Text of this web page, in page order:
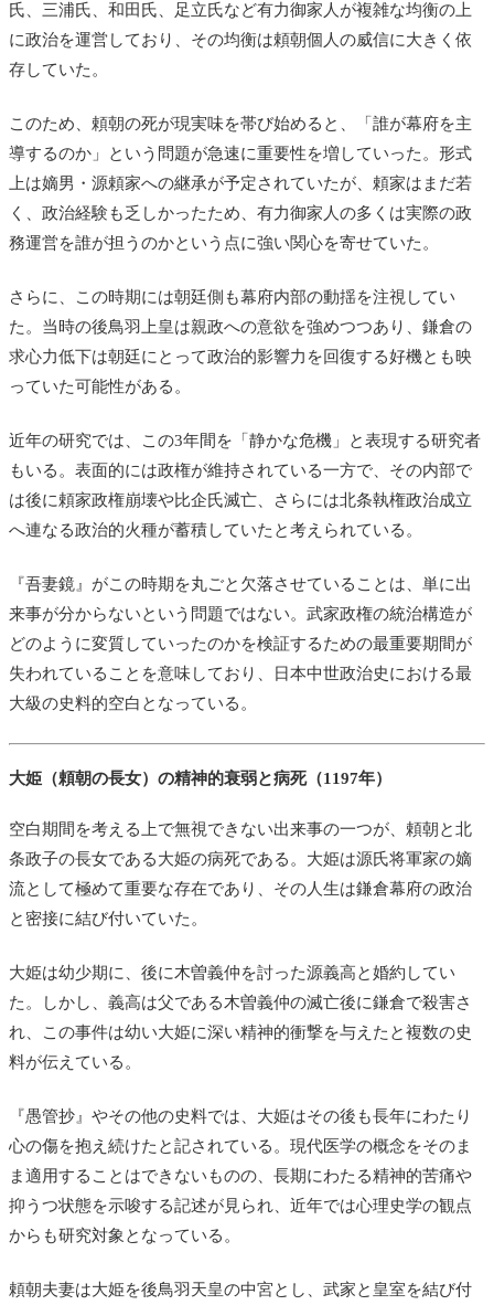
氏、三浦氏、和田氏、足立氏など有力御家人が複雑な均衡の上
に政治を運営しており、その均衡は頼朝個人の威信に大きく依
存していた。
このため、頼朝の死が現実味を帯び始めると、「誰が幕府を主
導するのか」という問題が急速に重要性を増していった。形式
上は嫡男・源頼家への継承が予定されていたが、頼家はまだ若
く、政治経験も乏しかったため、有力御家人の多くは実際の政
務運営を誰が担うのかという点に強い関心を寄せていた。
さらに、この時期には朝廷側も幕府内部の動揺を注視してい
た。当時の後鳥羽上皇は親政への意欲を強めつつあり、鎌倉の
求心力低下は朝廷にとって政治的影響力を回復する好機とも映
っていた可能性がある。
近年の研究では、この3年間を「静かな危機」と表現する研究者
もいる。表面的には政権が維持されている一方で、その内部で
は後に頼家政権崩壊や比企氏滅亡、さらには北条執権政治成立
へ連なる政治的火種が蓄積していたと考えられている。
『吾妻鏡』がこの時期を丸ごと欠落させていることは、単に出
来事が分からないという問題ではない。武家政権の統治構造が
どのように変質していったのかを検証するための最重要期間が
失われていることを意味しており、日本中世政治史における最
大級の史料的空白となっている。
大姫（頼朝の長女）の精神的衰弱と病死（1197年）
空白期間を考える上で無視できない出来事の一つが、頼朝と北
条政子の長女である大姫の病死である。大姫は源氏将軍家の嫡
流として極めて重要な存在であり、その人生は鎌倉幕府の政治
と密接に結び付いていた。
大姫は幼少期に、後に木曽義仲を討った源義高と婚約してい
た。しかし、義高は父である木曽義仲の滅亡後に鎌倉で殺害さ
れ、この事件は幼い大姫に深い精神的衝撃を与えたと複数の史
料が伝えている。
『愚管抄』やその他の史料では、大姫はその後も長年にわたり
心の傷を抱え続けたと記されている。現代医学の概念をそのま
ま適用することはできないものの、長期にわたる精神的苦痛や
抑うつ状態を示唆する記述が見られ、近年では心理史学の観点
からも研究対象となっている。
頼朝夫妻は大姫を後鳥羽天皇の中宮とし、武家と皇室を結び付